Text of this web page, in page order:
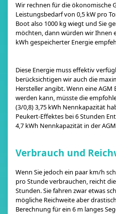
Wir rechnen für die ökonomische
Leistungsbedarf von 0,5 kW pro
Boot also 1000 kg wiegt und Sie
möchten, dann würden wir Ihnen
kWh gespeicherter Energie
Diese Energie muss effektiv
berücksichtigen wir auch die
Hersteller angibt. Wenn eine
werden kann, müsste die
(3/0,8) 3,75 kWh Nennkapazität
Peukert-Effektes bei 6 Stunden
4,7 kWh Nennkapazität in der
Verbrauch und
Wenn Sie jedoch ein paar km/h
pro Stunde verbrauchen, reicht
Stunden. Sie fahren zwar etwas
mögliche Reichweite aber
Berechnung für ein 6 m langes